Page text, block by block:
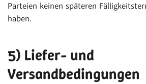
Parteien keinen späteren
haben.
5) Liefer- und
Versandbedingungen